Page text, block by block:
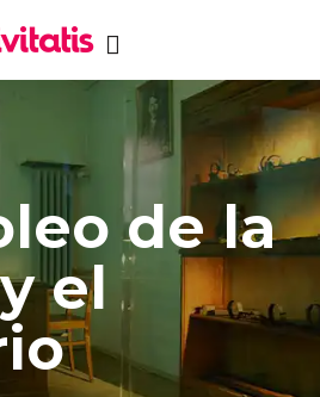
de la
el